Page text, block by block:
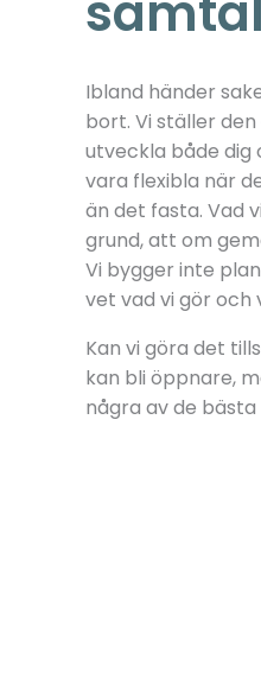
Ibland händer
bort. Vi ställer
utveckla både dig
vara flexibla när
än det fasta. Vad
grund, att om
Vi bygger inte
vet vad vi gör och
Kan vi göra det
kan bli öppnare,
några av de